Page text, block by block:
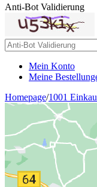
Anti-Bot Validierung
Mein Konto
Meine
Homepage/1001